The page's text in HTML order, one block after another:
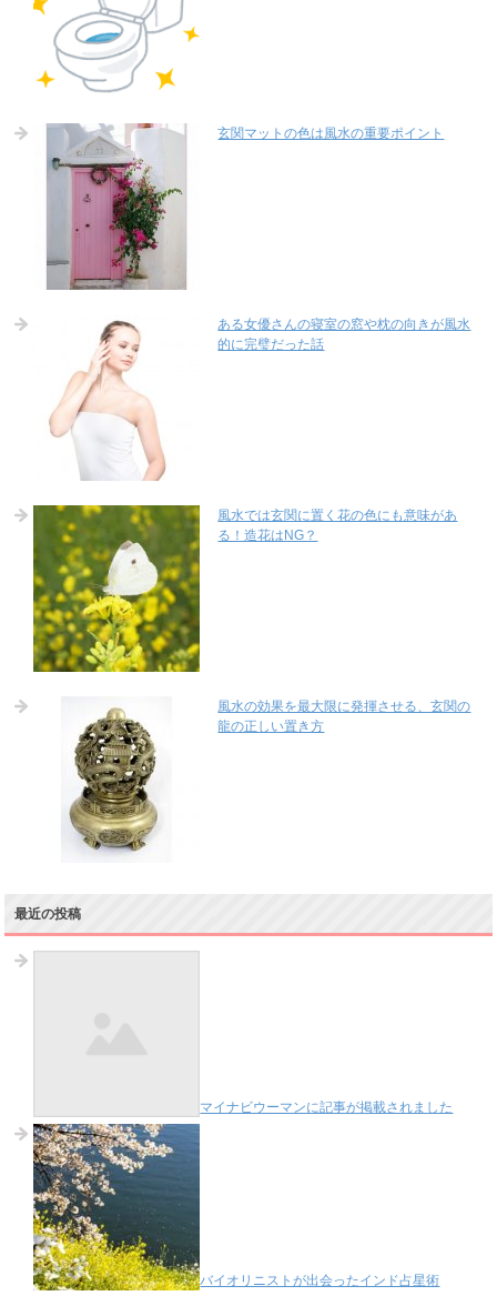
玄関マットの色は風水の重要ポイント
ある女優さんの寝室の窓や枕の向きが風水
的に完璧だった話
風水では玄関に置く花の色にも意味があ
る！造花はNG？
風水の効果を最大限に発揮させる、玄関の
龍の正しい置き方
最近の投稿
マイナビウーマンに記事が掲載されました
バイオリニストが出会ったインド占星術